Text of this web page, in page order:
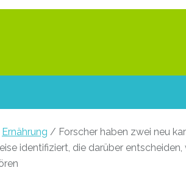
Ernährung / Forscher haben zwei neu
identifiziert, die darüber entscheiden,